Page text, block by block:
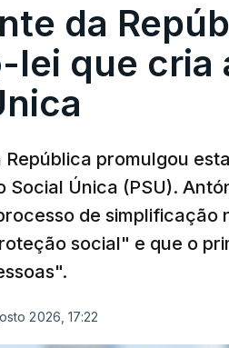
da
lei que cria
República promulgou
Social Única (PSU).
de simplificação
social" e que o
2026, 17:22